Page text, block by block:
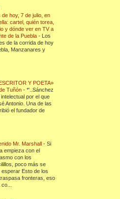
de hoy, 7 de julio, en
cartel, quién torea,
y dónde ver en TV a
de la Puebla- Los
de la corrida de hoy
Manzanares y
Y POETA»
Tuñón-*'..Sánchez
por el que
Antonio. Una de las
el fundador de
Mr. Marshall-Si
empieza con el
con los
poco más se
esperar Esto de los
fronteras, eso